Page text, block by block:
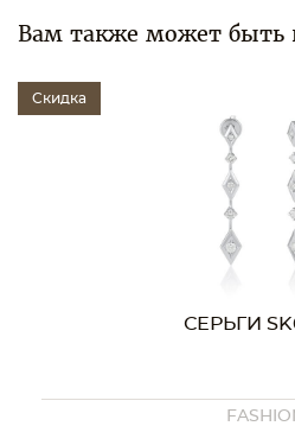
Вам также может быть
Скидка
СЕРЬГИ